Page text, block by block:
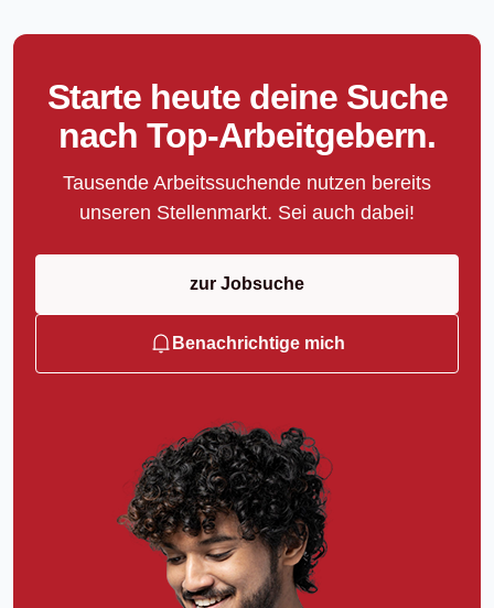
Starte heute deine Suche
nach Top-Arbeitgebern.
Tausende Arbeitssuchende nutzen bereits
unseren Stellenmarkt. Sei auch dabei!
zur Jobsuche
Benachrichtige mich